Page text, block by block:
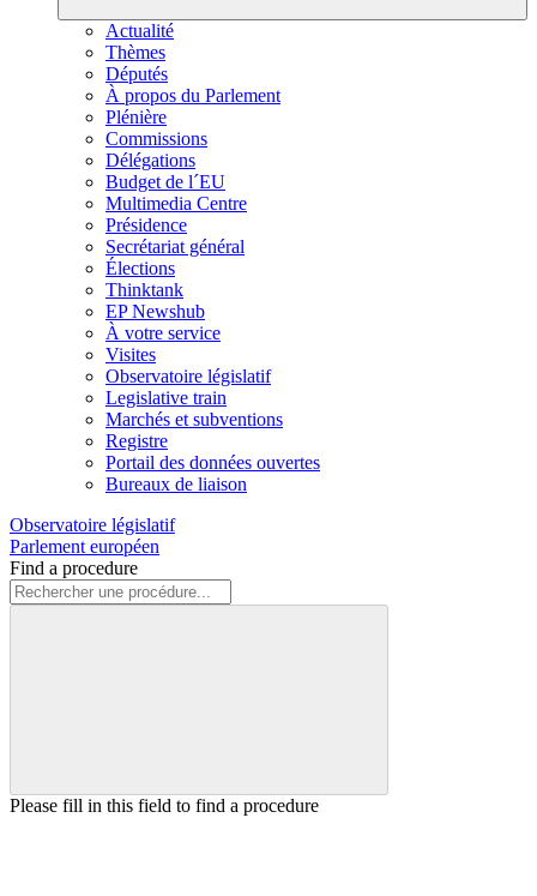
Actualité
Thèmes
Députés
À propos du Parlement
Plénière
Commissions
Délégations
Budget de l´EU
Multimedia Centre
Présidence
Secrétariat général
Élections
Thinktank
EP Newshub
À votre service
Visites
Observatoire législatif
Legislative train
Marchés et subventions
Registre
Portail des données ouvertes
Bureaux de liaison
Observatoire législatif
Parlement européen
Find a procedure
Please fill in this field to find a procedure